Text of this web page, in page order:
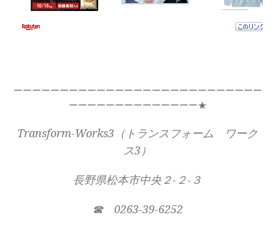
ーーーーーーーーーーーーーーーーーーーーーーーーーーー
ーーーーーーーーーーーーーー★
Transform-Works3（トランスフォーム ワーク
ス3）
長野県松本市中央２-２-３
☎ 0263-39-6252